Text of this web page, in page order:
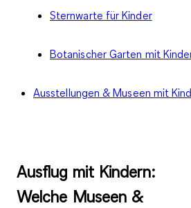
Sternwarte für Kinder
Botanischer Garten mit
Ausstellungen & Museen mit
Ausflug mit Kindern:
Welche Museen &